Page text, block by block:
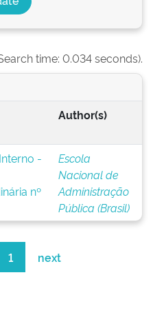
time: 0.034 seconds).
Author(s)
-
nº
Escola
Nacional de
Administração
Pública (Brasil)
1 next